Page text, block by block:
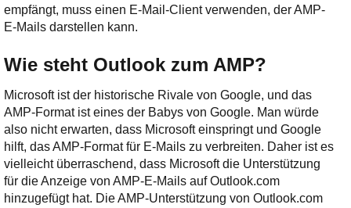
empfängt, muss einen E-Mail-Client verwenden, der AMP-
E-Mails darstellen kann.
Wie steht Outlook zum AMP?
Microsoft ist der historische Rivale von Google, und das
AMP-Format ist eines der Babys von Google. Man würde
also nicht erwarten, dass Microsoft einspringt und Google
hilft, das AMP-Format für E-Mails zu verbreiten. Daher ist es
vielleicht überraschend, dass Microsoft die Unterstützung
für die Anzeige von AMP-E-Mails auf Outlook.com
hinzugefügt hat. Die AMP-Unterstützung von Outlook.com